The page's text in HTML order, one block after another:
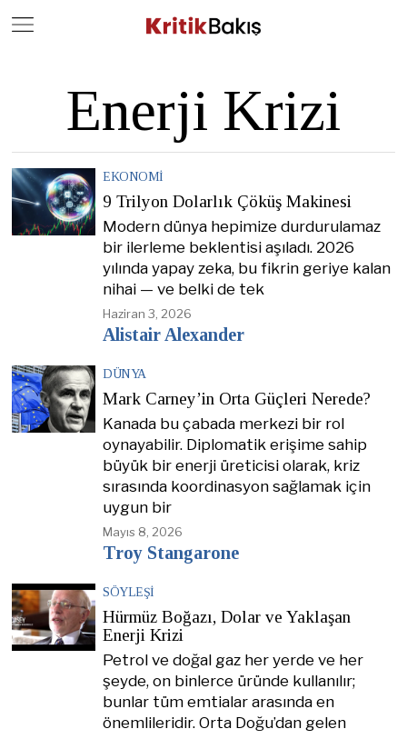
Enerji Krizi
EKONOMI
9 Trilyon Dolarlık Çöküş Makinesi
Modern dünya hepimize durdurulamaz
bir ilerleme beklentisi aşıladı. 2026
yılında yapay zeka, bu fikrin geriye kalan
nihai — ve belki de tek
Haziran 3, 2026
Alistair Alexander
DÜNYA
Mark Carney’in Orta Güçleri Nerede?
Kanada bu çabada merkezi bir rol
oynayabilir. Diplomatik erişime sahip
büyük bir enerji üreticisi olarak, kriz
sırasında koordinasyon sağlamak için
uygun bir
Mayıs 8, 2026
Troy Stangarone
SÖYLEŞI
Hürmüz Boğazı, Dolar ve Yaklaşan
Enerji Krizi
Petrol ve doğal gaz her yerde ve her
şeyde, on binlerce üründe kullanılır;
bunlar tüm emtialar arasında en
önemlileridir. Orta Doğu’dan gelen